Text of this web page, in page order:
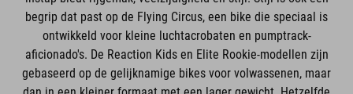
begrip dat past op de Flying Circus, een bike die speciaal is
ontwikkeld voor kleine luchtacrobaten en pumptrack-
aficionado's. De Reaction Kids en Elite Rookie-modellen zijn
gebaseerd op de gelijknamige bikes voor volwassenen, maar
dan in een kleiner formaat met een lager gewicht. Hetzelfde